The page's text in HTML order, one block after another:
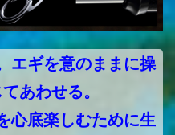
エギを意のままに操
あわせる。
心底楽しむために生